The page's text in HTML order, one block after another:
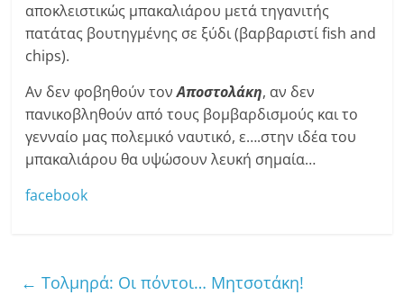
αποκλειστικώς μπακαλιάρου μετά τηγανιτής
πατάτας βουτηγμένης σε ξύδι (βαρβαριστί fish and
chips).
Αν δεν φοβηθούν τονΑποστολάκη, αν δεν
πανικοβληθούν από τους βομβαρδισμούς και το
γενναίο μας πολεμικό ναυτικό, ε….στην ιδέα του
μπακαλιάρου θα υψώσουν λευκή σημαία…
facebook
← Τολμηρά: Οι πόντοι… Μητσοτάκη!